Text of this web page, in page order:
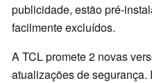
publicidade, estão pré-
facilmente excluídos.
A TCL promete 2 novas
atualizações de